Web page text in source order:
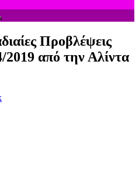
Προβλέψεις
2019 από την Αλίντα